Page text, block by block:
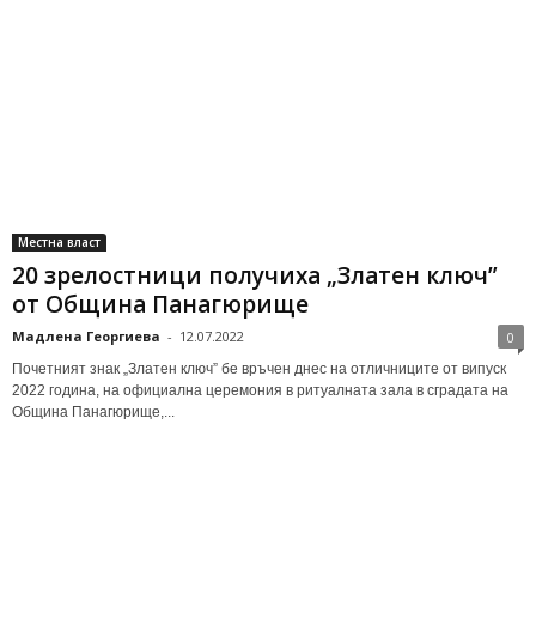
Местна власт
20 зрелостници получиха „Златен ключ”
от Община Панагюрище
Мадлена Георгиева - 12.07.2022 0
Почетният знак „Златен ключ” бе връчен днес на отличниците от випуск
2022 година, на официална церемония в ритуалната зала в сградата на
Община Панагюрище,...